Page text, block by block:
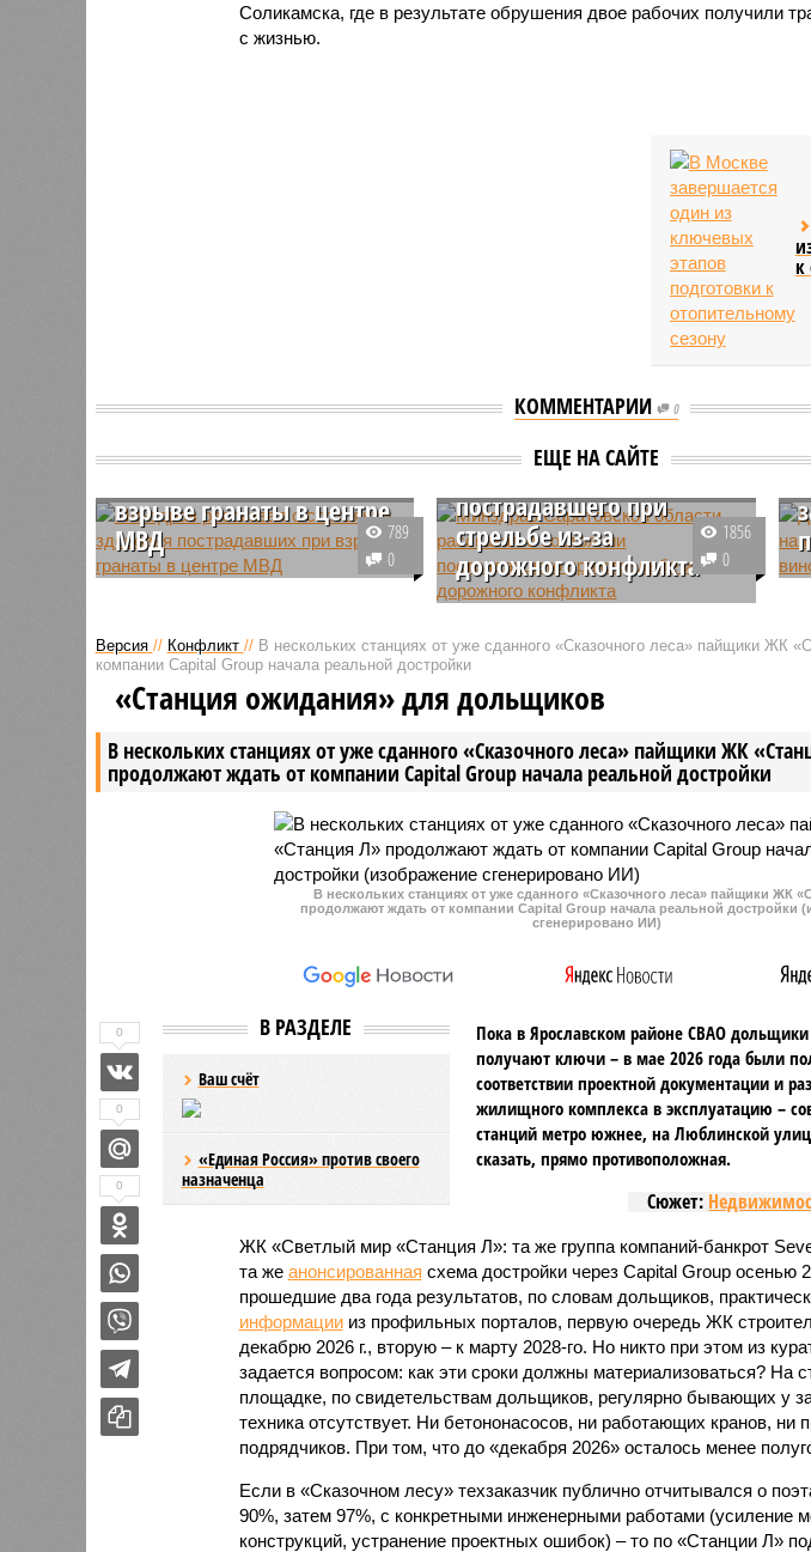
Соликамска, где в результате обрушения двое рабочих получили
с жизнью.
к
КОММЕНТАРИИ 0
ЕЩЕ НА САЙТЕ
Минздрав рассказал о
состоянии здоровья
взрыве гранаты в центре
МВД
Из восемнадцати человек,
профессиональной подготовки
МВД в Сыктывкаре, девять
продолжают оставаться в
тяжёлом состоянии.
789
0
Минздрав Саратовской
области рассказал о
состоянии
пострадавшего при
стрельбе из-за
дорожного конфликта
Минздрав Саратовской области
пострадавший при стрельбе из-
Маркс, находится в состоянии
1856
0
Версия // Конфликт // В нескольких станциях от уже сданного «Сказочного леса» пайщики ЖК
компании Capital Group начала реальной достройки
В нескольких станциях от уже сданного «Сказочного леса» пайщики ЖК
продолжают ждать от компании Capital Group начала реальной достройки
«Станция ожидания» для дольщиков
В нескольких станциях от уже сданного «Сказочного леса» пайщики ЖК
продолжают ждать от компании Capital Group начала реальной достройки
сгенерировано ИИ)
В РАЗДЕЛЕ
Ваш счёт
«Единая Россия» против своего
назначенца
Пока в Ярославском районе СВАО
получают ключи – в мае 2026 года были
соответствии проектной документации и
жилищного комплекса в эксплуатацию –
станций метро южнее, на Люблинской
сказать, прямо противоположная.
Сюжет:
ЖК «Светлый мир «Станция Л»: та же группа компаний-банкрот
та же анонсированная схема достройки через Capital Group осенью
прошедшие два года результатов, по словам дольщиков,
информациииз профильных порталов, первую очередь ЖК
декабрю 2026 г., вторую – к марту 2028-го. Но никто при этом из
задается вопросом: как эти сроки должны материализоваться? На
площадке, по свидетельствам дольщиков, регулярно бывающих у
техника отсутствует. Ни бетононасосов, ни работающих кранов, ни
подрядчиков. При том, что до «декабря 2026» осталось менее
Если в «Сказочном лесу» техзаказчик публично отчитывался о
90%, затем 97%, с конкретными инженерными работами (усиление
конструкций, устранение проектных ошибок) – то по «Станции Л»
0
0
0